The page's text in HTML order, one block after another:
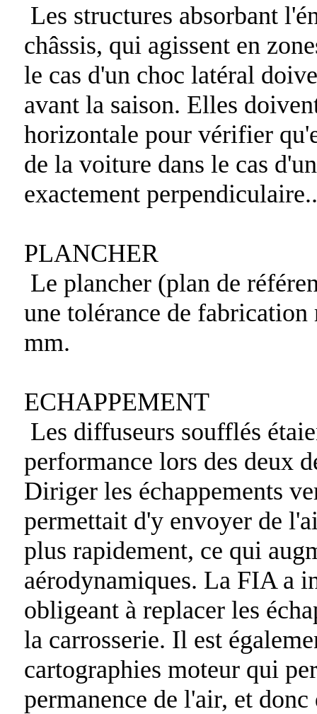
Les structures absorbant
châssis, qui agissent en
le cas d'un choc latéral
avant la saison. Elles
horizontale pour vérifier
de la voiture dans le cas
exactement perpendiculaire..
PLANCHER
Le plancher (plan de
une tolérance de
mm.
ECHAPPEMENT
Les diffuseurs soufflés
performance lors des deux
Diriger les échappements
permettait d'y envoyer de
plus rapidement, ce qui
aérodynamiques. La FIA a
obligeant à replacer les
la carrosserie. Il est
cartographies moteur qui
permanence de l'air, et donc